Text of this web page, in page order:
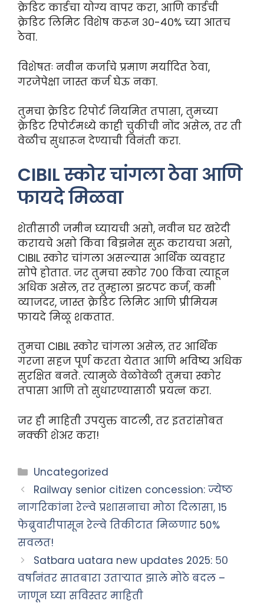
क्रेडिट कार्डचा योग्य वापर करा, आणि कार्डची
क्रेडिट लिमिट विशेष करून ३०-४०% च्या आतच
ठेवा.
विशेषतः नवीन कर्जाचे प्रमाण मर्यादित ठेवा,
गरजेपेक्षा जास्त कर्ज घेऊ नका.
तुमचा क्रेडिट रिपोर्ट नियमित तपासा, तुमच्या
क्रेडिट रिपोर्टमध्ये काही चुकीची नोंद असेल, तर ती
वेळीच सुधारून देण्याची विनंती करा.
CIBIL स्कोर चांगला ठेवा आणि
फायदे मिळवा
शेतीसाठी जमीन घ्यायची असो, नवीन घर खरेदी
करायचे असो किंवा बिझनेस सुरू करायचा असो,
CIBIL स्कोर चांगला असल्यास आर्थिक व्यवहार
सोपे होतात. जर तुमचा स्कोर ७०० किंवा त्याहून
अधिक असेल, तर तुम्हाला झटपट कर्ज, कमी
व्याजदर, जास्त क्रेडिट लिमिट आणि प्रीमियम
फायदे मिळू शकतात.
तुमचा CIBIL स्कोर चांगला असेल, तर आर्थिक
गरजा सहज पूर्ण करता येतात आणि भविष्य अधिक
सुरक्षित बनते. त्यामुळे वेळोवेळी तुमचा स्कोर
तपासा आणि तो सुधारण्यासाठी प्रयत्न करा.
जर ही माहिती उपयुक्त वाटली, तर इतरांसोबत
नक्की शेअर करा!
Categories
Uncategorized
Railway senior citizen concession: ज्येष्ठ
नागरिकांना रेल्वे प्रशासनाचा मोठा दिलासा, 15
फेब्रुवारीपासून रेल्वे तिकीटात मिळणार 50%
सवलत!
Satbara uatara new updates 2025: ५०
वर्षांनंतर सातबारा उताऱ्यात झाले मोठे बदल –
जाणून घ्या सविस्तर माहिती